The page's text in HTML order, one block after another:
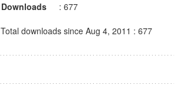
Downloads
: 677
Total downloads since Aug 4, 2011 : 677